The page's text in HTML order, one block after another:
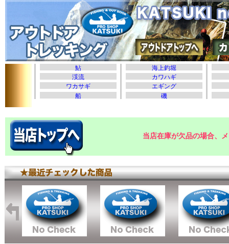
当店在庫が欠品の場合、